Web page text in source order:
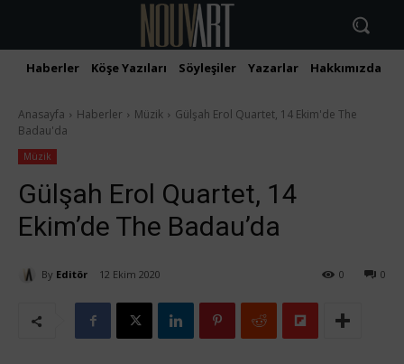
Haberler Köşe Yazıları Söyleşiler Yazarlar Hakkımızda
Anasayfa Haberler Müzik
Gülşah Erol Quartet, 14 Ekim'de The
Badau'da
Müzik
Gülşah Erol Quartet, 14
Ekim’de The Badau’da
By Editör 12 Ekim 2020 0
0